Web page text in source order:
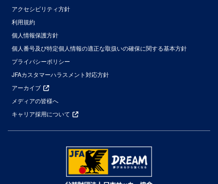
アクセシビリティ方針
利用規約
個人情報保護方針
個人番号及び特定個人情報の適正な取扱いの確保に関する基本方針
プライバシーポリシー
JFAカスタマーハラスメント対応方針
アーカイブ
メディアの皆様へ
キャリア採用について